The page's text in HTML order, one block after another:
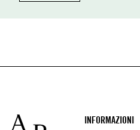
Footer
INFORMAZIONI